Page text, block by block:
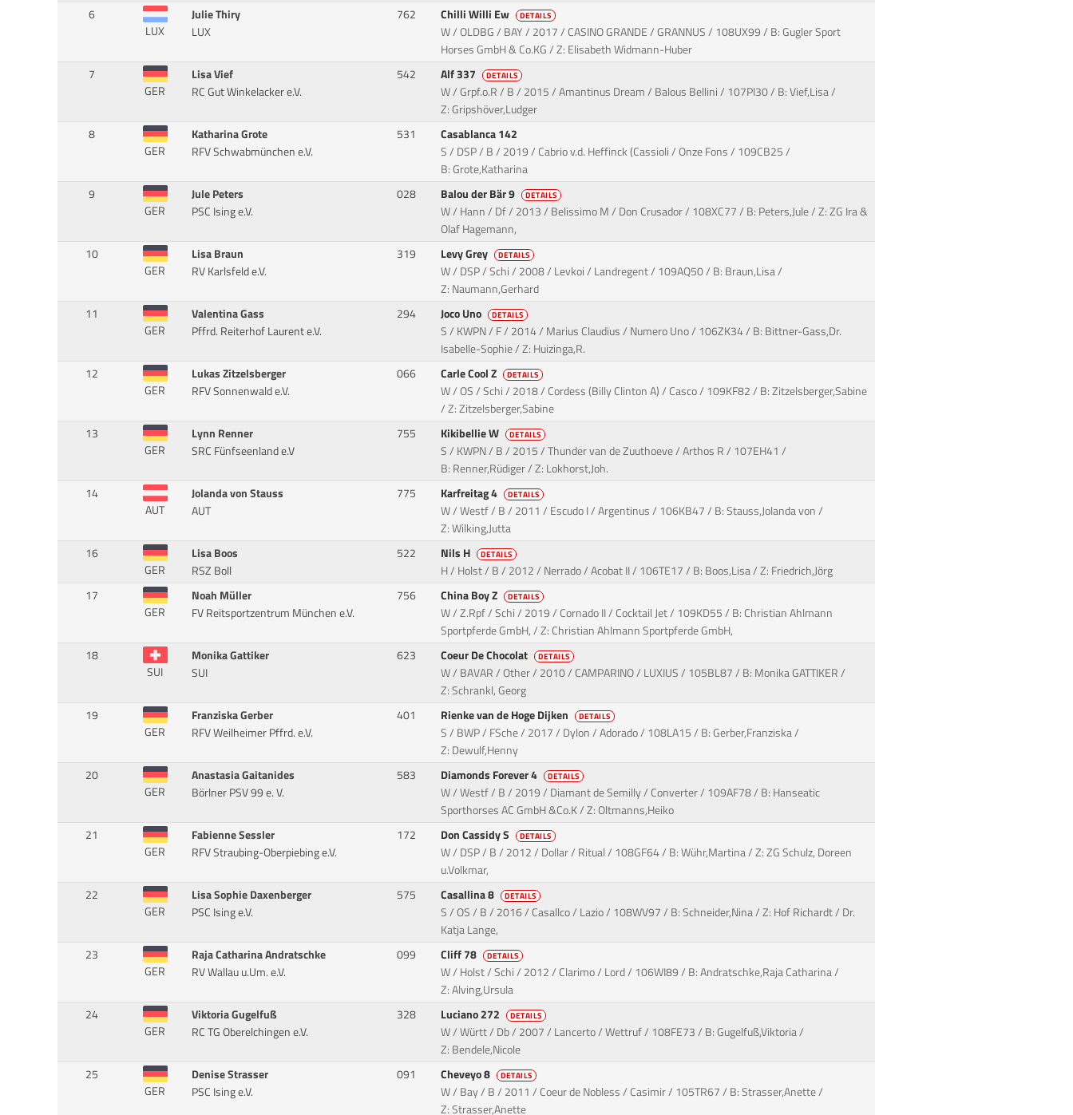
6
LUX
Julie Thiry
LUX
762 Chilli Willi Ew DETAILS
W / OLDBG / BAY / 2017 / CASINO GRANDE / GRANNUS / 108UX99 / B: Gugler Sport
Horses GmbH & Co.KG / Z: Elisabeth Widmann-Huber
7
GER
Lisa Vief
RC Gut Winkelacker e.V.
542 Alf 337 DETAILS
W / Grpf.o.R / B / 2015 / Amantinus Dream / Balous Bellini / 107PI30 / B: Vief,Lisa /
Z: Gripshöver,Ludger
8
GER
Katharina Grote
RFV Schwabmünchen e.V.
531
Casablanca 142
S / DSP / B / 2019 / Cabrio v.d. Heffinck (Cassioli / Onze Fons / 109CB25 /
B: Grote,Katharina
9
GER
Jule Peters
PSC Ising e.V.
028 Balou der Bär 9 DETAILS
W / Hann / Df / 2013 / Belissimo M / Don Crusador / 108XC77 / B: Peters,Jule / Z: ZG Ira &
Olaf Hagemann,
10
GER
Lisa Braun
RV Karlsfeld e.V.
319 Levy Grey DETAILS
W / DSP / Schi / 2008 / Levkoi / Landregent / 109AQ50 / B: Braun,Lisa /
Z: Naumann,Gerhard
11
GER
Valentina Gass
Pffrd. Reiterhof Laurent e.V.
294 Joco Uno DETAILS
S / KWPN / F / 2014 / Marius Claudius / Numero Uno / 106ZK34 / B: Bittner-Gass,Dr.
Isabelle-Sophie / Z: Huizinga,R.
12
GER
Lukas Zitzelsberger
RFV Sonnenwald e.V.
066 Carle Cool Z DETAILS
W / OS / Schi / 2018 / Cordess (Billy Clinton A) / Casco / 109KF82 / B: Zitzelsberger,Sabine
/ Z: Zitzelsberger,Sabine
13
GER
Lynn Renner
SRC Fünfseenland e.V
755 Kikibellie W DETAILS
S / KWPN / B / 2015 / Thunder van de Zuuthoeve / Arthos R / 107EH41 /
B: Renner,Rüdiger / Z: Lokhorst,Joh.
14
AUT
Jolanda von Stauss
AUT
775 Karfreitag 4 DETAILS
W / Westf / B / 2011 / Escudo I / Argentinus / 106KB47 / B: Stauss,Jolanda von /
Z: Wilking,Jutta
16
GER
Lisa Boos
RSZ Boll
522 Nils H DETAILS
H / Holst / B / 2012 / Nerrado / Acobat II / 106TE17 / B: Boos,Lisa / Z: Friedrich,Jörg
17
GER
Noah Müller
FV Reitsportzentrum München e.V.
756 China Boy Z DETAILS
W / Z.Rpf / Schi / 2019 / Cornado II / Cocktail Jet / 109KD55 / B: Christian Ahlmann
Sportpferde GmbH, / Z: Christian Ahlmann Sportpferde GmbH,
18
SUI
Monika Gattiker
SUI
623 Coeur De Chocolat DETAILS
W / BAVAR / Other / 2010 / CAMPARINO / LUXIUS / 105BL87 / B: Monika GATTIKER /
Z: Schrankl, Georg
19
GER
Franziska Gerber
RFV Weilheimer Pffrd. e.V.
401 Rienke van de Hoge Dijken DETAILS
S / BWP / FSche / 2017 / Dylon / Adorado / 108LA15 / B: Gerber,Franziska /
Z: Dewulf,Henny
20
GER
Anastasia Gaitanides
Börlner PSV 99 e. V.
583 Diamonds Forever 4 DETAILS
W / Westf / B / 2019 / Diamant de Semilly / Converter / 109AF78 / B: Hanseatic
Sporthorses AC GmbH &Co.K / Z: Oltmanns,Heiko
21
GER
Fabienne Sessler
RFV Straubing-Oberpiebing e.V.
172 Don Cassidy S DETAILS
W / DSP / B / 2012 / Dollar / Ritual / 108GF64 / B: Wühr,Martina / Z: ZG Schulz, Doreen
u.Volkmar,
22
GER
Lisa Sophie Daxenberger
PSC Ising e.V.
575 Casallina 8 DETAILS
S / OS / B / 2016 / Casallco / Lazio / 108WV97 / B: Schneider,Nina / Z: Hof Richardt / Dr.
Katja Lange,
23
GER
Raja Catharina Andratschke
RV Wallau u.Um. e.V.
099 Cliff 78 DETAILS
W / Holst / Schi / 2012 / Clarimo / Lord / 106WI89 / B: Andratschke,Raja Catharina /
Z: Alving,Ursula
24
GER
Viktoria Gugelfuß
RC TG Oberelchingen e.V.
328 Luciano 272 DETAILS
W / Württ / Db / 2007 / Lancerto / Wettruf / 108FE73 / B: Gugelfuß,Viktoria /
Z: Bendele,Nicole
25
GER
Denise Strasser
PSC Ising e.V.
091 Cheveyo 8 DETAILS
W / Bay / B / 2011 / Coeur de Nobless / Casimir / 105TR67 / B: Strasser,Anette /
Z: Strasser,Anette